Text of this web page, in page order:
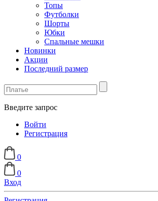
Топы
Футболки
Шорты
Юбки
Спальные мешки
Новинки
Акции
Последний размер
Введите запрос
Войти
Регистрация
0
0
Вход